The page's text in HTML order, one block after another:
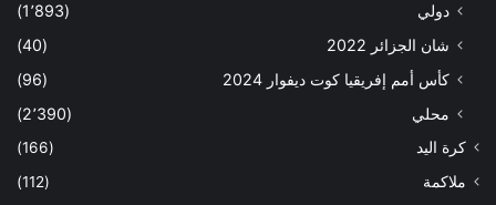
دولي
(1٬893)
شان الجزائر 2022
(40)
كأس أمم إفريقيا كوت ديفوار 2024
(96)
محلي
(2٬390)
كرة اليد
(166)
ملاكمة
(112)